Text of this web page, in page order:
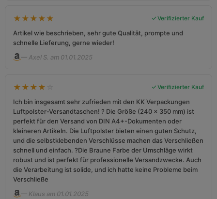
★ ★ ★ ★ ★ Verifizierter Kauf
Artikel wie beschrieben, sehr gute Qualität, prompte und
schnelle Lieferung, gerne wieder!
— Axel S. am 01.01.2025
★ ★ ★ ★ Verifizierter Kauf
Ich bin insgesamt sehr zufrieden mit den KK Verpackungen
Luftpolster-Versandtaschen! ? Die Größe (240 x 350 mm) ist
perfekt für den Versand von DIN A4+-Dokumenten oder
kleineren Artikeln. Die Luftpolster bieten einen guten Schutz,
und die selbstklebenden Verschlüsse machen das Verschließen
schnell und einfach. ?Die Braune Farbe der Umschläge wirkt
robust und ist perfekt für professionelle Versandzwecke. Auch
die Verarbeitung ist solide, und ich hatte keine Probleme beim
Verschließe
— Klaus am 01.01.2025